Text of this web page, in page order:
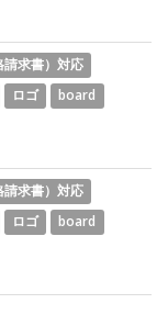
請求書）対応
ロゴ board
請求書）対応
ロゴ board